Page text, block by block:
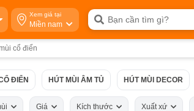
Xem giá tại
Miền nam
cổ điển
ĐIỂN HÚT MÙI ÂM TỦ HÚT MÙI DECOR
Giá Kích thước Xuất xứ